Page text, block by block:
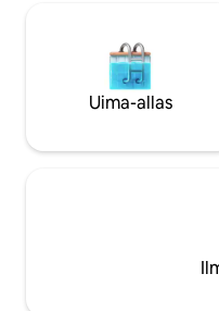
vilvoitteluallas. Moderni, täysin
varustettu keittiö, jossa
oleskelutila, joka avautuu
parvekkeelle, jolta on
sukellusallas yksityisellä
jossa on kaasugrilli ja
olohuoneessa ja
Uima-allas